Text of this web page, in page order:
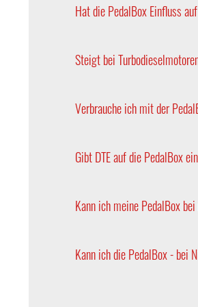
Hat die PedalBox Einfluss
Steigt bei
Verbrauche ich mit der
Gibt DTE auf die PedalBox
Kann ich meine PedalBox
sich je nach
passt? Kontaktieren Sie
Kann ich die PedalBox - bei